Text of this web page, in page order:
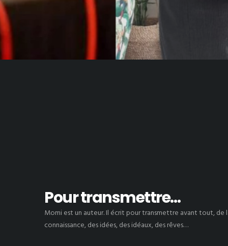
Pour transmettre…
Momi est un auteur. Il écrit pour transmettre avant tout, de
connaissance, des idées, des idéaux, des rêves…